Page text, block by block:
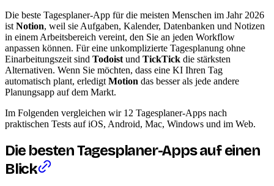
Die beste Tagesplaner-App für die meisten Menschen im Jahr 2026
ist Notion, weil sie Aufgaben, Kalender, Datenbanken und Notizen
in einem Arbeitsbereich vereint, den Sie an jeden Workflow
anpassen können. Für eine unkomplizierte Tagesplanung ohne
Einarbeitungszeit sind Todoist und TickTick die stärksten
Alternativen. Wenn Sie möchten, dass eine KI Ihren Tag
automatisch plant, erledigt Motion das besser als jede andere
Planungsapp auf dem Markt.
Im Folgenden vergleichen wir 12 Tagesplaner-Apps nach
praktischen Tests auf iOS, Android, Mac, Windows und im Web.
Die besten Tagesplaner-Apps auf einen
Blick